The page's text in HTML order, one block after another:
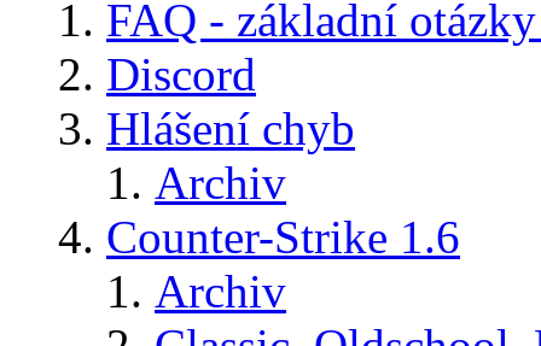
FAQ - základní
Discord
Hlášení chyb
Archiv
Counter-Strike 1.6
Archiv